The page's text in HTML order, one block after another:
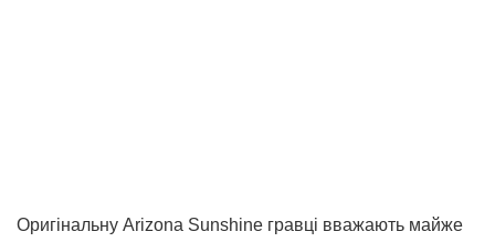
Оригінальну Arizona Sunshine гравці вважають майже